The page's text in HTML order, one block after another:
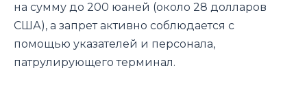
на сумму до 200 юаней (около 28 долларов
США), а запрет активно соблюдается с
помощью указателей и персонала,
патрулирующего терминал.